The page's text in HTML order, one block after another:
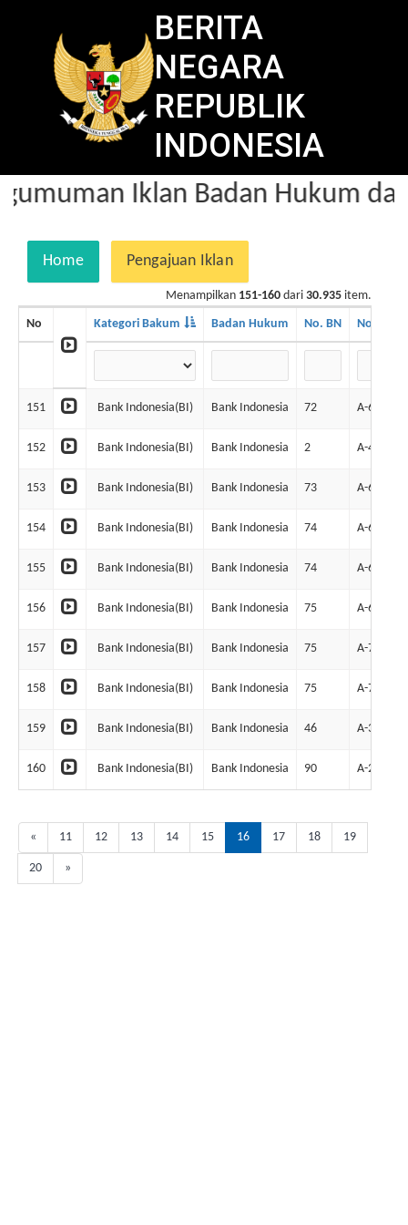
BERITA
NEGARA
REPUBLIK
INDONESIA
Iklan Badan Hukum
Home Pengajuan Iklan
Menampilkan 151-160 dari 30.935 item.
No Kategori Bakum Badan Hukum No. BN No. Iklan
151 Bank Indonesia(BI) Bank Indonesia 72 A-64
152 Bank Indonesia(BI) Bank Indonesia 2 A-4
153 Bank Indonesia(BI) Bank Indonesia 73 A-65
154 Bank Indonesia(BI) Bank Indonesia 74 A-66
155 Bank Indonesia(BI) Bank Indonesia 74 A-67
156 Bank Indonesia(BI) Bank Indonesia 75 A-68
157 Bank Indonesia(BI) Bank Indonesia 75 A-70
158 Bank Indonesia(BI) Bank Indonesia 75 A-71
159 Bank Indonesia(BI) Bank Indonesia 46 A-35
160 Bank Indonesia(BI) Bank Indonesia 90 A-291
« 11 12 13 14 15 16 17 18 19
20 »